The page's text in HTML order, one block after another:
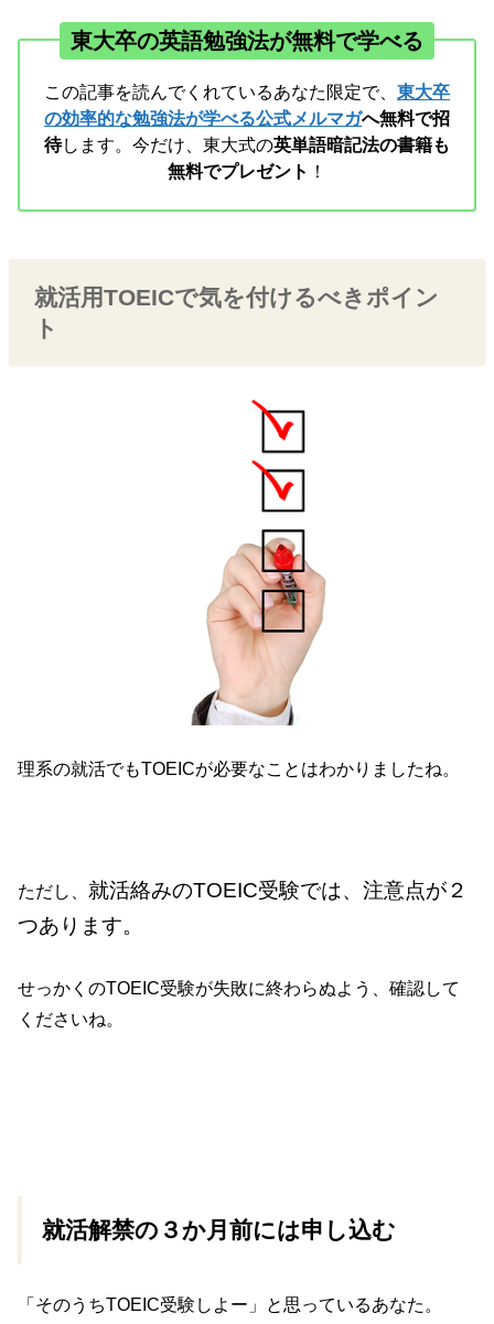
東大卒の英語勉強法が無料で学べる
この記事を読んでくれているあなた限定で、 東大卒
の効率的な勉強法が学べる公式メルマガへ無料で招
待します。今だけ、東大式の英単語暗記法の書籍も
無料でプレゼント ！
就活用TOEICで気を付けるべきポイン
ト
理系の就活でもTOEICが必要なことはわかりましたね。
ただし、 就活絡みのTOEIC受験では、注意点が２
つあります。
せっかくのTOEIC受験が失敗に終わらぬよう、確認して
くださいね。
就活解禁の３か月前には申し込む
「そのうちTOEIC受験しよー」と思っているあなた。